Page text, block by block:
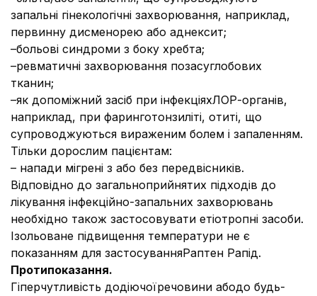
запальні гінекологічні захворювання, наприклад,
первинну дисменорею або аднексит;
–больові синдроми з боку хребта;
–ревматичні захворювання позасуглобових
тканин;
–як допоміжний засіб при інфекціяхЛОР-органів,
наприклад, при фаринготонзиліті, отиті, що
супроводжуються вираженим болем і запаленням.
Тільки дорослим пацієнтам:
– напади мігрені з або без передвісників.
Відповідно до загальноприйнятих підходів до
лікування інфекційно-запальних захворювань
необхідно також застосовувати етіотропні засоби.
Ізольоване підвищення температури не є
показанням для застосуванняРаптен Рапід.
Протипоказання.
Гіперчутливість додіючоїречовини абодо будь-